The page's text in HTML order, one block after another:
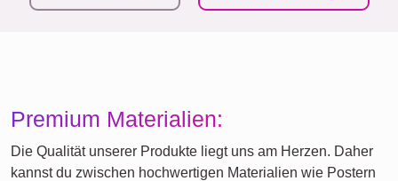
Premium Materialien:
Die Qualität unserer Produkte liegt uns am Herzen. Daher
kannst du zwischen hochwertigen Materialien wie Postern